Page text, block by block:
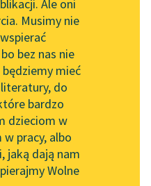
Przewodnik dla piszących i
czytających
API
OAI-PMH
Widget Wolnych Lektur
Przypisy
Ale oni
Musimy nie
bez nas nie
będziemy mieć
do
bardzo
dzieciom w
w pracy, albo
jaką dają nam
Wolne
Świdryga i Midryga
Zaskoczyła ich na
słońcu Południca blada
I Świdrydze, i Midrydze,
i tańcowi rada.
Zaglądała im...
Czytaj więcej